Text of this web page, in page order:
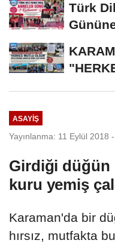
Türk
ASAYIŞ
Yayınlanma: 11 Eylül 2018
Girdiği düğün
kuru yemiş
Karaman'da bir
hırsız, mutfakta